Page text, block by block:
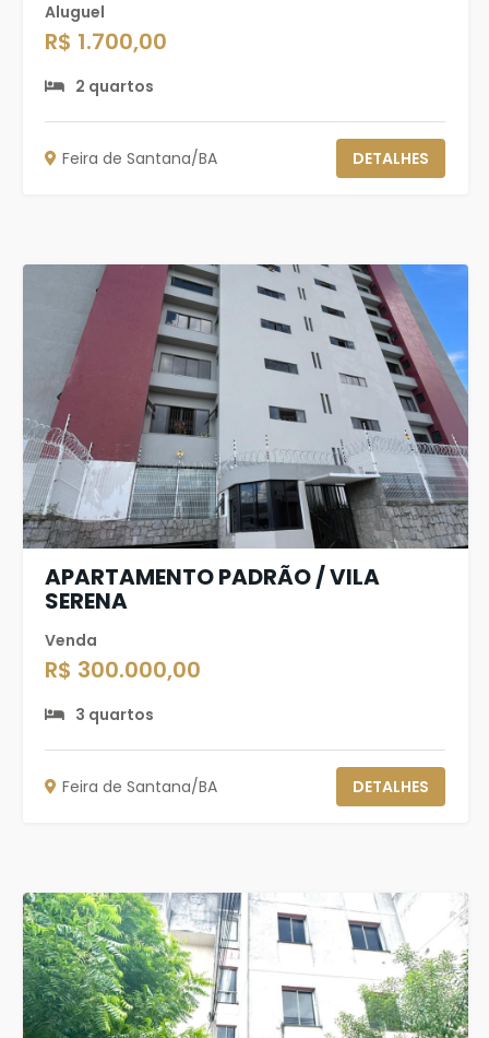
Aluguel
R$ 1.700,00
2 quartos
Feira de Santana/BA DETALHES
APARTAMENTO PADRÃO / VILA
SERENA
Venda
R$ 300.000,00
3 quartos
Feira de Santana/BA DETALHES